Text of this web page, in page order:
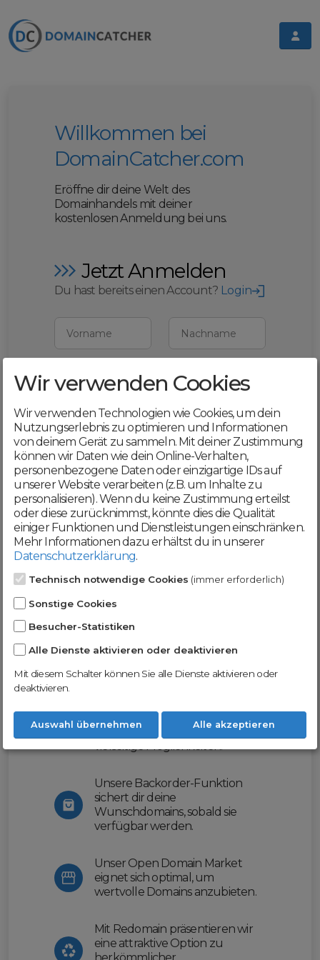
Willkommen bei
DomainCatcher.com
Eröffne dir deine Welt des
Domainhandels mit deiner
kostenlosen Anmeldung bei uns.
Jetzt Anmelden
Du hast bereits einen Account? Login
Vorname Nachname
E-Mail
Mit deiner Registrierung bestätigst du,
dass du dieAGBund
Datenschutzerklärung akzeptierst
Weiter
Werde jetzt Teil der
DomainCatcher-
Community!
Nutze unsere Erfahrung und profitiere
erleichtern wir dir den
Domainhandel und bieten dir
vielseitige Möglichkeiten.
Unsere Backorder-Funktion
sichert dir deine
Wunschdomains, sobald sie
verfügbar werden.
Unser Open Domain Market
eignet sich optimal, um
wertvolle Domains anzubieten.
Mit Redomain präsentieren wir
eine attraktive Option zu
Wir verwenden Cookies
Wir verwenden Technologien wie Cookies, um dein
Nutzungserlebnis zu optimieren und Informationen
von deinem Gerät zu sammeln. Mit deiner Zustimmung
können wir Daten wie dein Online-Verhalten,
personenbezogene Daten oder einzigartige IDs auf
unserer Website verarbeiten (z.B. um Inhalte zu
personalisieren). Wenn du keine Zustimmung erteilst
oder diese zurücknimmst, könnte dies die Qualität
einiger Funktionen und Dienstleistungen einschränken.
Mehr Informationen dazu erhältst du in unserer
Datenschutzerklärung.
Technisch notwendige Cookies (immer erforderlich)
Sonstige Cookies
Besucher-Statistiken
Alle Dienste aktivieren oder deaktivieren
Mit diesem Schalter können Sie alle Dienste aktivieren oder
deaktivieren.
Auswahl übernehmen Alle akzeptieren